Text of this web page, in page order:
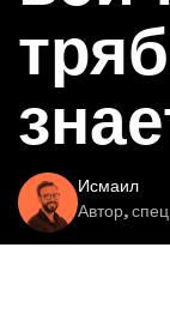
Исмаил
Автор,